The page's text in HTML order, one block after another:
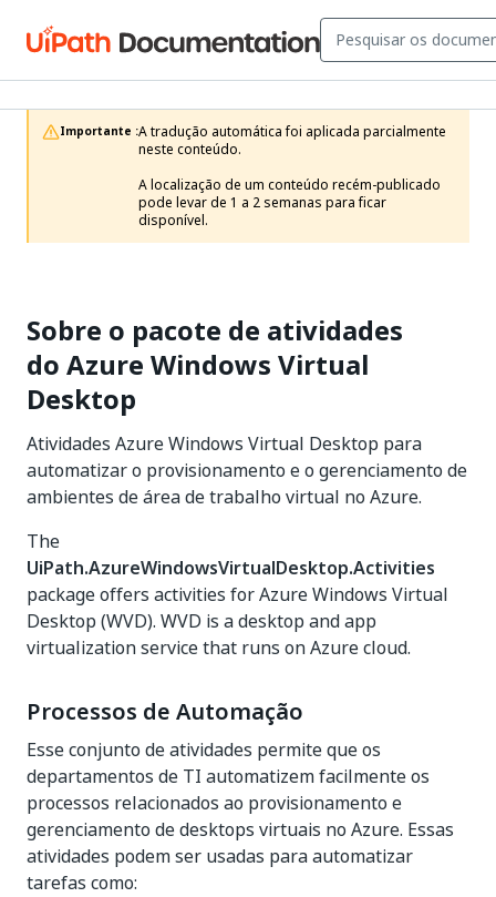
Importante :A tradução automática foi aplicada parcialmente
neste conteúdo.
A localização de um conteúdo recém-publicado
pode levar de 1 a 2 semanas para ficar
disponível.
Sobre o pacote de atividades
do Azure Windows Virtual
Desktop
Atividades Azure Windows Virtual Desktop para
automatizar o provisionamento e o gerenciamento de
ambientes de área de trabalho virtual no Azure.
The
UiPath.AzureWindowsVirtualDesktop.Activities
package offers activities for Azure Windows Virtual
Desktop (WVD). WVD is a desktop and app
virtualization service that runs on Azure cloud.
Processos de Automação
Esse conjunto de atividades permite que os
departamentos de TI automatizem facilmente os
processos relacionados ao provisionamento e
gerenciamento de desktops virtuais no Azure. Essas
atividades podem ser usadas para automatizar
tarefas como: